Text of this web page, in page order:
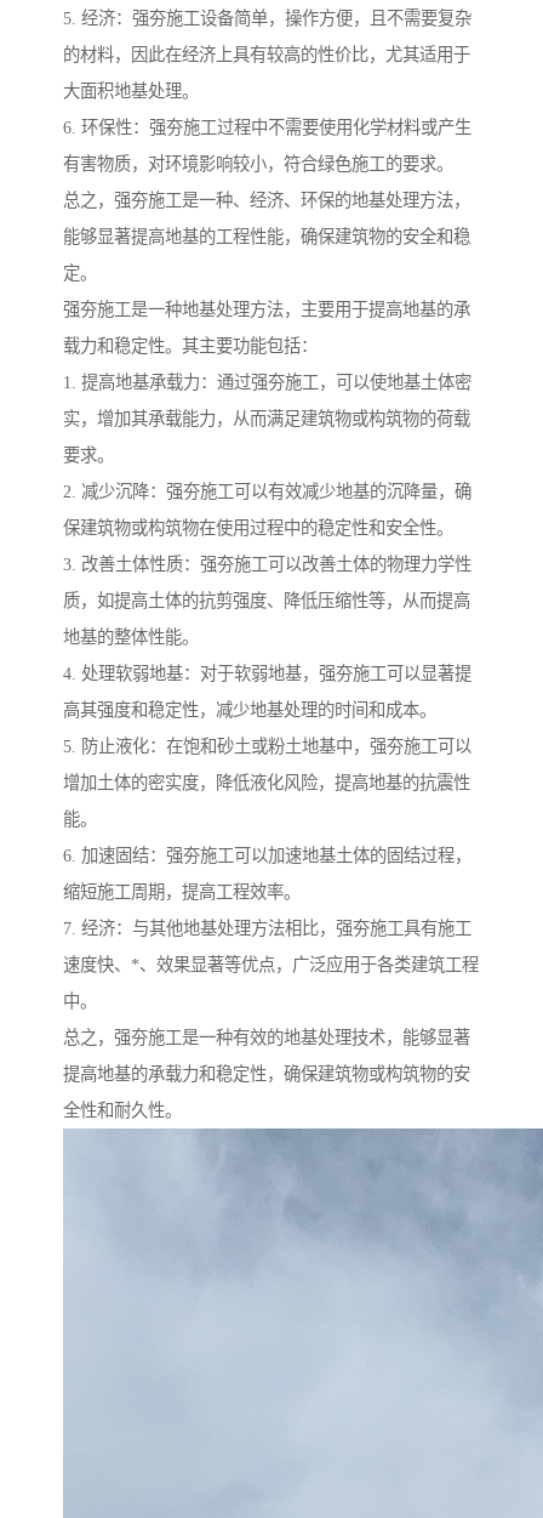
5. 经济：强夯施工设备简单，操作方便，且不需要复杂
的材料，因此在经济上具有较高的性价比，尤其适用于
大面积地基处理。
6. 环保性：强夯施工过程中不需要使用化学材料或产生
有害物质，对环境影响较小，符合绿色施工的要求。
总之，强夯施工是一种、经济、环保的地基处理方法，
能够显著提高地基的工程性能，确保建筑物的安全和稳
定。
强夯施工是一种地基处理方法，主要用于提高地基的承
载力和稳定性。其主要功能包括：
1. 提高地基承载力：通过强夯施工，可以使地基土体密
实，增加其承载能力，从而满足建筑物或构筑物的荷载
要求。
2. 减少沉降：强夯施工可以有效减少地基的沉降量，确
保建筑物或构筑物在使用过程中的稳定性和安全性。
3. 改善土体性质：强夯施工可以改善土体的物理力学性
质，如提高土体的抗剪强度、降低压缩性等，从而提高
地基的整体性能。
4. 处理软弱地基：对于软弱地基，强夯施工可以显著提
高其强度和稳定性，减少地基处理的时间和成本。
5. 防止液化：在饱和砂土或粉土地基中，强夯施工可以
增加土体的密实度，降低液化风险，提高地基的抗震性
能。
6. 加速固结：强夯施工可以加速地基土体的固结过程，
缩短施工周期，提高工程效率。
7. 经济：与其他地基处理方法相比，强夯施工具有施工
速度快、*、效果显著等优点，广泛应用于各类建筑工程
中。
总之，强夯施工是一种有效的地基处理技术，能够显著
提高地基的承载力和稳定性，确保建筑物或构筑物的安
全性和耐久性。